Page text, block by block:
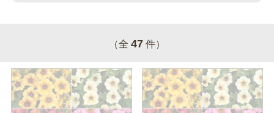
（全 47 件）